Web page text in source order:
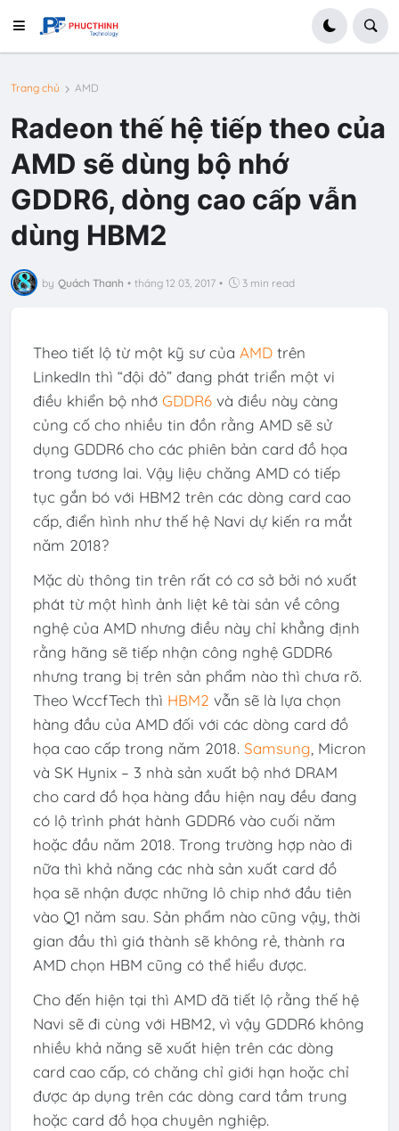
Trang chủ AMD
Radeon thế hệ tiếp theo của
AMD sẽ dùng bộ nhớ
GDDR6, dòng cao cấp vẫn
dùng HBM2
by Quách Thanh • tháng 12 03, 2017 • 3 min read
Theo tiết lộ từ một kỹ sư của AMDtrên
LinkedIn thì “đội đỏ” đang phát triển một vi
điều khiển bộ nhớ GDDR6và điều này càng
củng cố cho nhiều tin đồn rằng AMD sẽ sử
dụng GDDR6 cho các phiên bản card đồ họa
trong tương lai. Vậy liệu chăng AMD có tiếp
tục gắn bó với HBM2 trên các dòng card cao
cấp, điển hình như thế hệ Navi dự kiến ra mắt
năm 2018?
Mặc dù thông tin trên rất có cơ sở bởi nó xuất
phát từ một hình ảnh liệt kê tài sản về công
nghệ của AMD nhưng điều này chỉ khẳng định
rằng hãng sẽ tiếp nhận công nghệ GDDR6
nhưng trang bị trên sản phẩm nào thì chưa rõ.
Theo WccfTech thì HBM2 vẫn sẽ là lựa chọn
hàng đầu của AMD đối với các dòng card đồ
họa cao cấp trong năm 2018. Samsung , Micron
và SK Hynix – 3 nhà sản xuất bộ nhớ DRAM
cho card đồ họa hàng đầu hiện nay đều đang
có lộ trình phát hành GDDR6 vào cuối năm
hoặc đầu năm 2018. Trong trường hợp nào đi
nữa thì khả năng các nhà sản xuất card đồ
họa sẽ nhận được những lô chip nhớ đầu tiên
vào Q1 năm sau. Sản phẩm nào cũng vậy, thời
gian đầu thì giá thành sẽ không rẻ, thành ra
AMD chọn HBM cũng có thể hiểu được.
Cho đến hiện tại thì AMD đã tiết lộ rằng thế hệ
Navi sẽ đi cùng với HBM2, vì vậy GDDR6 không
nhiều khả năng sẽ xuất hiện trên các dòng
card cao cấp, có chăng chỉ giới hạn hoặc chỉ
được áp dụng trên các dòng card tầm trung
hoặc card đồ họa chuyên nghiệp.